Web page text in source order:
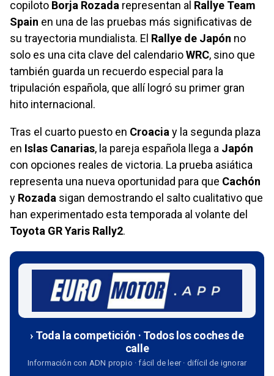
copiloto Borja Rozada representan al Rallye Team
Spain en una de las pruebas más significativas de
su trayectoria mundialista. El Rallye de Japón no
solo es una cita clave del calendarioWRC, sino que
también guarda un recuerdo especial para la
tripulación española, que allí logró su primer gran
hito internacional.
Tras el cuarto puesto en Croacia y la segunda plaza
en Islas Canarias, la pareja española llega a Japón
con opciones reales de victoria. La prueba asiática
representa una nueva oportunidad para que Cachón
y Rozada sigan demostrando el salto cualitativo que
han experimentado esta temporada al volante del
Toyota GR Yaris Rally2.
› Toda la competición · Todos los coches de
calle
Información con ADN propio · fácil de leer · difícil de ignorar